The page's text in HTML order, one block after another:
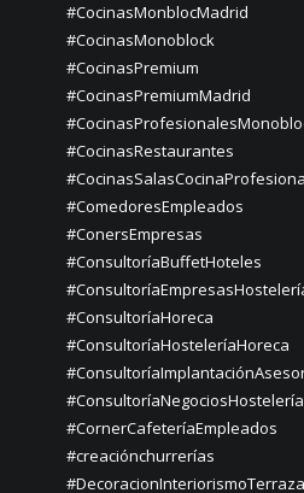
#CocinasMonblocMadrid
#CocinasMonoblock
#CocinasPremium
#CocinasPremiumMadrid
#CocinasRestaurantes
#ComedoresEmpleados
#ConersEmpresas
#ConsultoríaBuffetHoteles
#ConsultoríaHoreca
#ConsultoríaHosteleríaHoreca
#ConsultoríaNegociosHostelería
#CornerCafeteríaEmpleados
#creaciónchurrerías